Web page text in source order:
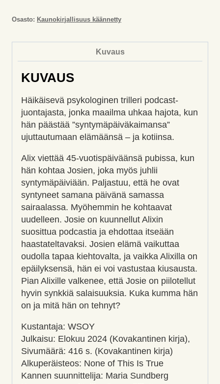
Osasto: Kaunokirjallisuus käännetty
Kuvaus
KUVAUS
Häikäisevä psykologinen trilleri podcast-
juontajasta, jonka maailma uhkaa hajota, kun
hän päästää ”syntymäpäiväkaimansa”
ujuttautumaan elämäänsä – ja kotiinsa.
Alix viettää 45-vuotispäiväänsä pubissa, kun
hän kohtaa Josien, joka myös juhlii
syntymäpäiviään. Paljastuu, että he ovat
syntyneet samana päivänä samassa
sairaalassa. Myöhemmin he kohtaavat
uudelleen. Josie on kuunnellut Alixin
suosittua podcastia ja ehdottaa itseään
haastateltavaksi. Josien elämä vaikuttaa
oudolla tapaa kiehtovalta, ja vaikka Alixilla on
epäilyksensä, hän ei voi vastustaa kiusausta.
Pian Alixille valkenee, että Josie on piilotellut
hyvin synkkiä salaisuuksia. Kuka kumma hän
on ja mitä hän on tehnyt?
Kustantaja: WSOY
Julkaisu: Elokuu 2024 (Kovakantinen kirja),
Sivumäärä: 416 s. (Kovakantinen kirja)
Alkuperäisteos: None of This Is True
Kannen suunnittelija: Maria Sundberg